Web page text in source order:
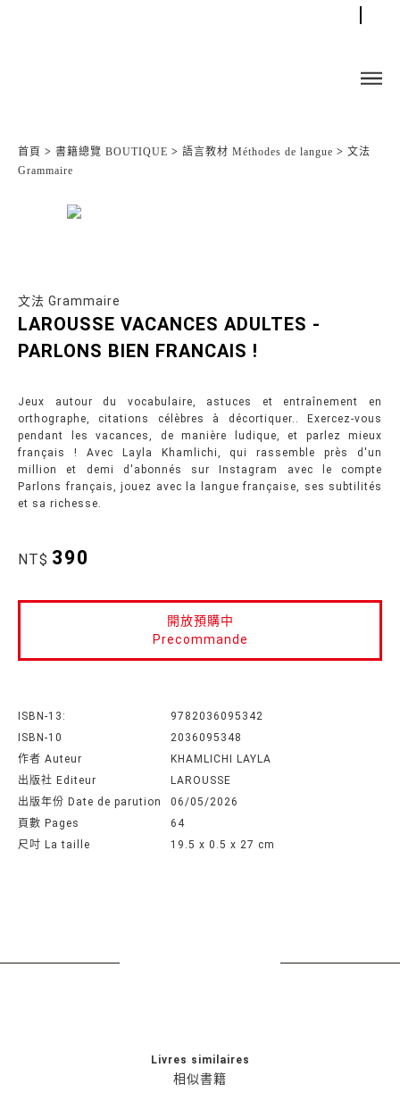
首頁 > 書籍總覽 BOUTIQUE > 語言教材 Méthodes de langue > 文法
Grammaire
文法 Grammaire
LAROUSSE VACANCES ADULTES -
PARLONS BIEN FRANCAIS !
Jeux autour du vocabulaire, astuces et entraînement en
orthographe, citations célèbres à décortiquer.. Exercez-vous
pendant les vacances, de manière ludique, et parlez mieux
français ! Avec Layla Khamlichi, qui rassemble près d'un
million et demi d'abonnés sur Instagram avec le compte
Parlons français, jouez avec la langue française, ses subtilités
et sa richesse.
NT$ 390
開放預購中
Precommande
ISBN-13:
9782036095342
ISBN-10
2036095348
作者 Auteur
KHAMLICHI LAYLA
出版社 Editeur
LAROUSSE
出版年份 Date de parution
06/05/2026
頁數 Pages
64
尺吋 La taille
19.5 x 0.5 x 27 cm
相似書籍
Livres similaires